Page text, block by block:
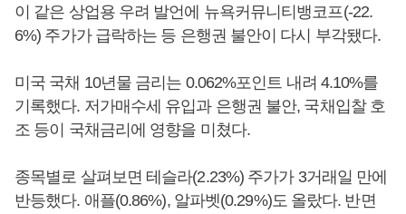
이 같은 상업용 우려 발언에 뉴욕커뮤니티뱅코프(-22.
6%) 주가가 급락하는 등 은행권 불안이 다시 부각됐다.
미국 국채 10년물 금리는 0.062%포인트 내려 4.10%를
기록했다. 저가매수세 유입과 은행권 불안, 국채입찰 호
조 등이 국채금리에 영향을 미쳤다.
종목별로 살펴보면 테슬라(2.23%) 주가가 3거래일 만에
반등했다. 애플(0.86%), 알파벳(0.29%)도 올랐다. 반면